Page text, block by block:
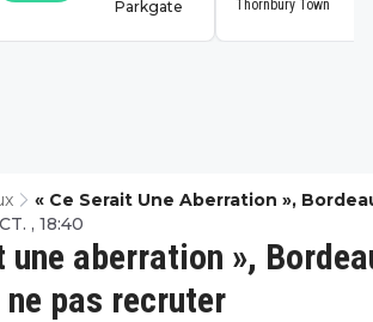
Parkgate Thornbury Town
« Ce Serait Une Aberration »,
Supplié De Ne Pas Recruter
une aberration »,
pas recruter
, 18:40